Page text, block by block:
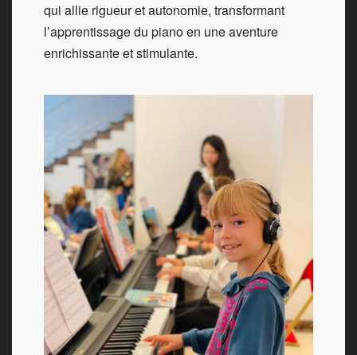
qui allie rigueur et autonomie, transformant
l’apprentissage du piano en une aventure
enrichissante et stimulante.